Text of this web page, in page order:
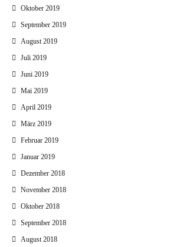
Oktober 2019
September 2019
August 2019
Juli 2019
Juni 2019
Mai 2019
April 2019
März 2019
Februar 2019
Januar 2019
Dezember 2018
November 2018
Oktober 2018
September 2018
August 2018